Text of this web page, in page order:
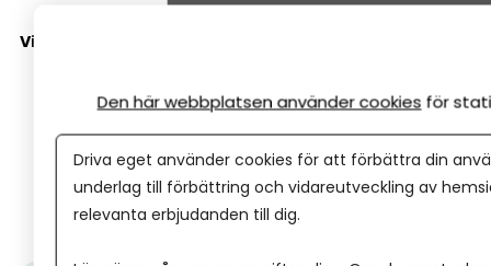
Viktiga frågor att ställa:
Har banken en dedikerad företagsrådgivare?
Hur ser deras kreditpolicy ut för nystartade bolag?
Kan du få en personlig kontakt som lär känna just
dig och ditt företag?
Den här webbplatsen använder cookies för
Driva eget använder cookies för att förbättra din
underlag till förbättring och vidareutveckling av
relevanta erbjudanden till dig.